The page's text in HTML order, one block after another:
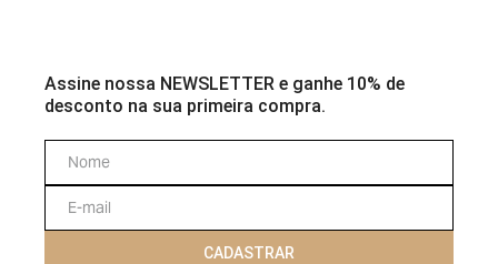
Assine nossa NEWSLETTER e ganhe 10% de
desconto na sua primeira compra.
CADASTRAR